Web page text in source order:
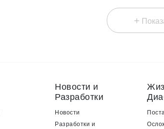
+
Новости и
Разработки
Новости
Разработки и